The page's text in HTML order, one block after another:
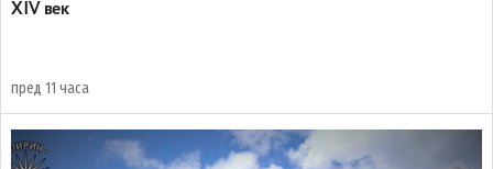
XIV век
пред 11 часа